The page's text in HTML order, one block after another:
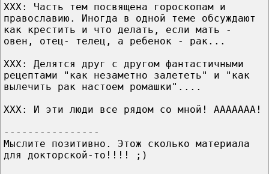
ХХХ: Часть тем посвящена гороскопам и
православию. Иногда в одной теме обсуждают
как крестить и что делать, если мать -
овен, отец- телец, а ребенок - рак...
ХХХ: Делятся друг с другом фантастичными
рецептами "как незаметно залететь" и "как
вылечить рак настоем ромашки"....
ХХХ: И эти люди все рядом со мной! ААААААА!
----------------
Мыслите позитивно. Этож сколько материала
для докторской-то!!!! ;)